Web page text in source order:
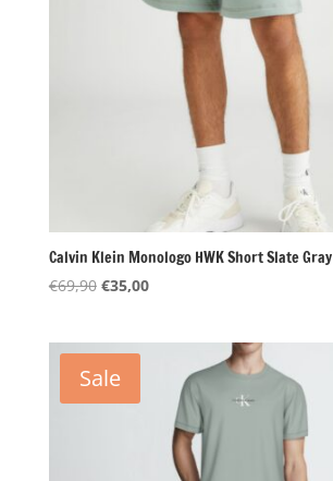
Calvin Klein Monologo HWK Short Slate Gray
€69,90 Oorspronkelijke
€69,90.
€35,00Huidige
Sale